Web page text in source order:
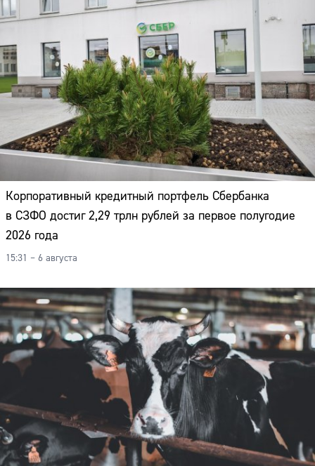
Корпоративный кредитный портфель Сбербанка
в СЗФО достиг 2,29 трлн рублей за первое полугодие
2026 года
15:31 – 6 августа